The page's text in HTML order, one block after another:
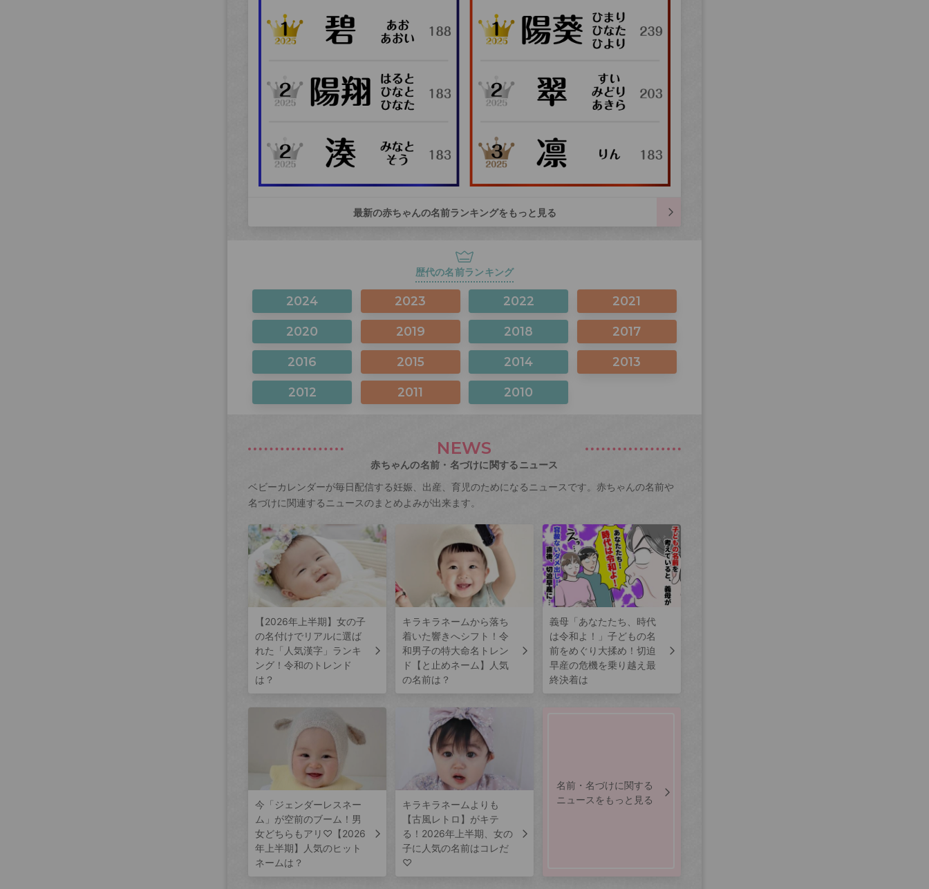
最新の赤ちゃんの名前ランキングをもっと見る
歴代の名前ランキング
2024 2023 2022 2021
2020 2019 2018 2017
2016 2015 2014 2013
2012 2011 2010
NEWS
赤ちゃんの名前・名づけに関するニュース
ベビーカレンダーが毎日配信する妊娠、出産、育児のためになるニュースです。赤ちゃんの名前や
名づけに関連するニュースのまとめよみが出来ます。
【2026年上半期】女の子
の名付けでリアルに選ば
れた「人気漢字」ランキ
ング！令和のトレンド
は？
キラキラネームから落ち
着いた響きへシフト！令
和男子の特大命名トレン
ド【と止めネーム】人気
の名前は？
義母「あなたたち、時代
は令和よ！」子どもの名
前をめぐり大揉め！切迫
早産の危機を乗り越え最
終決着は
今「ジェンダーレスネー
ム」が空前のブーム！男
女どちらもアリ♡【2026
年上半期】人気のヒット
ネームは？
キラキラネームよりも
【古風レトロ】がキテ
る！2026年上半期、女の
子に人気の名前はコレだ
♡
名前・名づけに関する
ニュースをもっと見る